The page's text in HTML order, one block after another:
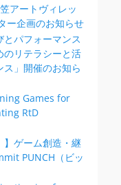
アートヴィレッ
ー企画のお知らせ
とパフォーマンス
のリテラシーと活
」開催のお知ら
Games for
RtD
】ゲーム創造・継
PUNCH（ビッ